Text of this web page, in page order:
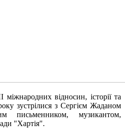
відносин, історії та
зустрілися з Сергієм Жаданом
письменником, музикантом,
"Хартія".